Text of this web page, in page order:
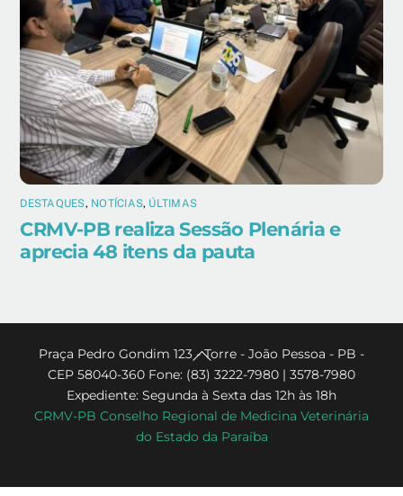
DESTAQUES, NOTÍCIAS, ÚLTIMAS
CRMV-PB realiza Sessão Plenária e
aprecia 48 itens da pauta
Back
To
Top
Praça Pedro Gondim 123 - Torre - João Pessoa - PB -
CEP 58040-360 Fone: (83) 3222-7980 | 3578-7980
Expediente: Segunda à Sexta das 12h às 18h
CRMV-PB Conselho Regional de Medicina Veterinária
do Estado da Paraíba